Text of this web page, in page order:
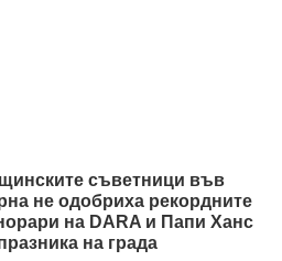
съветници във
не одобриха рекордните
на DARA и Папи Ханс
на града